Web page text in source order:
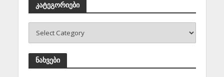
კატეგორიები
ნახვები